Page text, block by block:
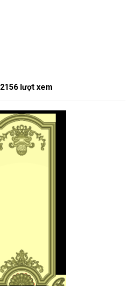
2156 lượt xem